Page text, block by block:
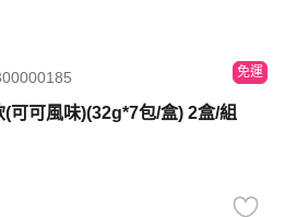
免運
(可可風味)(32g*7包/盒) 2盒/組